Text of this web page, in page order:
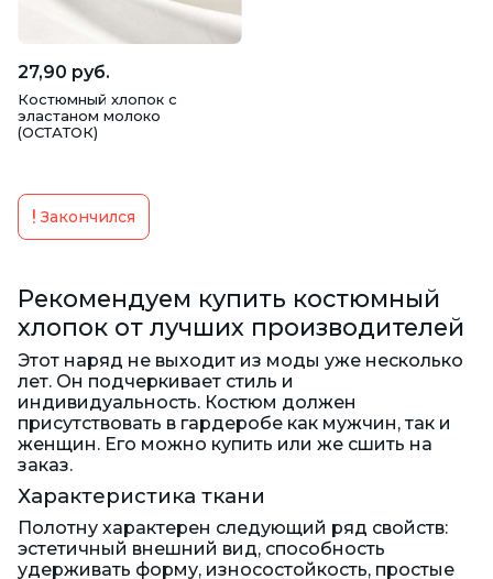
27,90 руб.
Костюмный хлопок с
эластаном молоко
(ОСТАТОК)
Закончился
Рекомендуем купить костюмный
хлопок от лучших производителей
Этот наряд не выходит из моды уже несколько
лет. Он подчеркивает стиль и
индивидуальность. Костюм должен
присутствовать в гардеробе как мужчин, так и
женщин. Его можно купить или же сшить на
заказ.
Характеристика ткани
Полотну характерен следующий ряд свойств:
эстетичный внешний вид, способность
удерживать форму, износостойкость, простые